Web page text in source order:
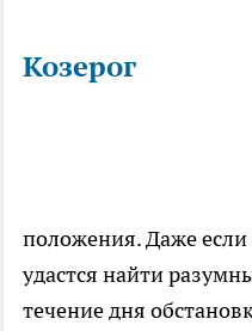
Козерог
положения. Даже если
удастся найти
течение дня